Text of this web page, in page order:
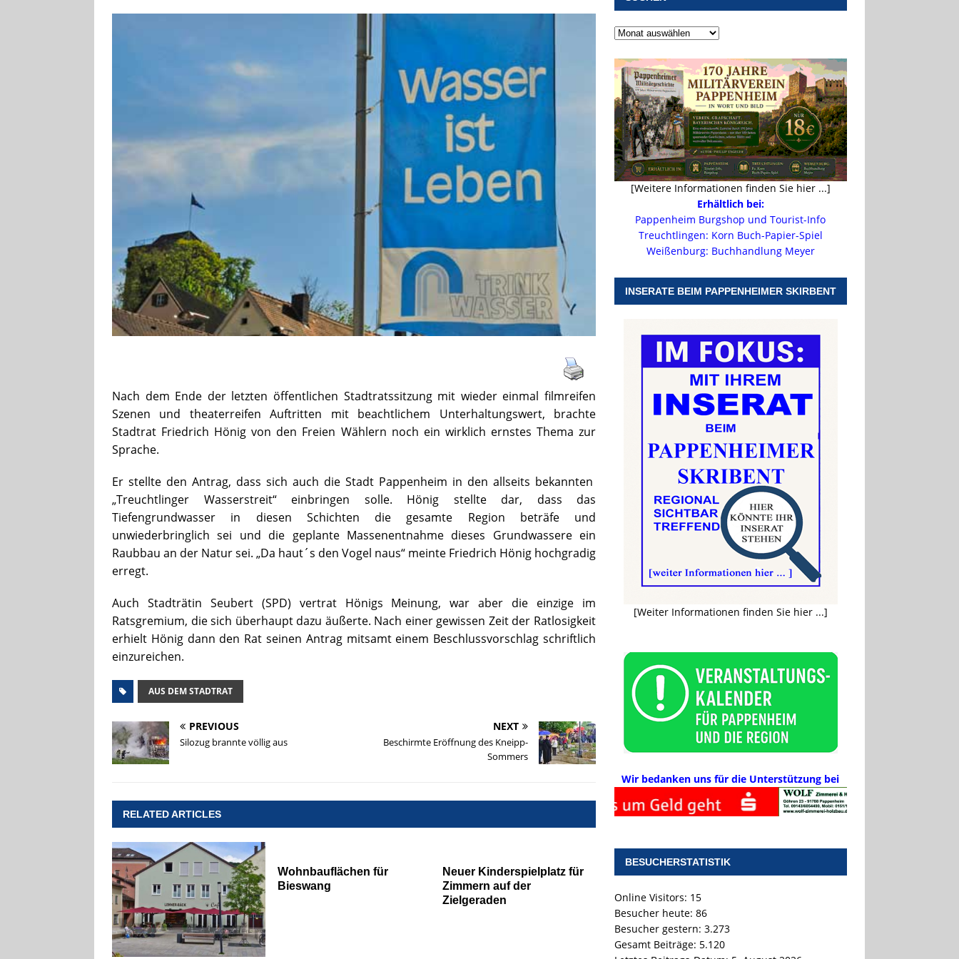
Neue Naturparkführer verstärken das Angebot im Altmühltal
Stellenangebot beim Wasserzweckverband links der Altmühl
UNTERNEHMEN
Nach dem Ende der letzten öffentlichen Stadtratssitzung mit wieder einmal filmreifen
Szenen und theaterreifen Auftritten mit beachtlichem Unterhaltungswert, brachte
Stadtrat Friedrich Hönig von den Freien Wählern noch ein wirklich ernstes Thema zur
Sprache.
Er stellte den Antrag, dass sich auch die Stadt Pappenheim in den allseits bekannten
„Treuchtlinger Wasserstreit“ einbringen solle. Hönig stellte dar, dass das
Tiefengrundwasser in diesen Schichten die gesamte Region beträfe und
unwiederbringlich sei und die geplante Massenentnahme dieses Grundwassere ein
Raubbau an der Natur sei. „Da haut´s den Vogel naus“ meinte Friedrich Hönig hochgradig
erregt.
Auch Stadträtin Seubert (SPD) vertrat Hönigs Meinung, war aber die einzige im
Ratsgremium, die sich überhaupt dazu äußerte. Nach einer gewissen Zeit der Ratlosigkeit
erhielt Hönig dann den Rat seinen Antrag mitsamt einem Beschlussvorschlag schriftlich
einzureichen.
AUS DEM STADTRAT
PREVIOUS
Silozug brannte völlig aus
NEXT
Beschirmte Eröffnung des Kneipp-
Sommers
RELATED ARTICLES
Wohnbauflächen für
Bieswang
Neuer Kinderspielplatz für
Zimmern auf der
Zielgeraden
[Weitere Informationen finden Sie hier ...]
Erhältlich bei:
Pappenheim Burgshop und Tourist-Info
Treuchtlingen: Korn Buch-Papier-Spiel
Weißenburg: Buchhandlung Meyer
INSERATE BEIM PAPPENHEIMER SKIRBENT
[Weiter Informationen finden Sie hier ...]
Wir bedanken uns für die Unterstützung bei
BESUCHERSTATISTIK
Online Visitors: 15
Besucher heute: 86
Besucher gestern: 3.273
Gesamt Beiträge: 5.120